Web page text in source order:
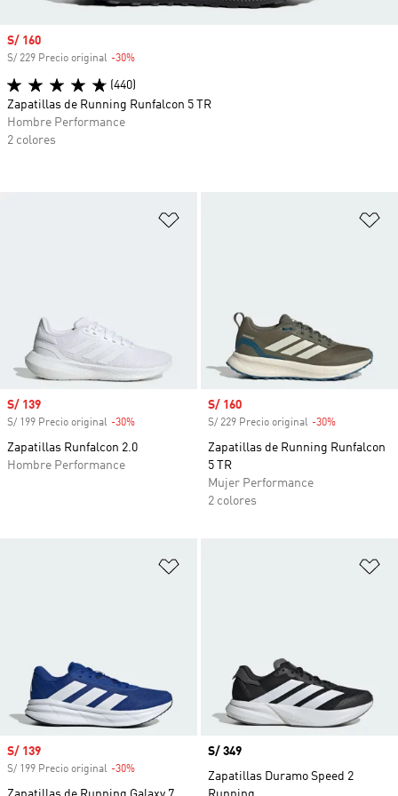
Precio de venta
S/ 139
S/ 199 Precio original -30%
Zapatillas Runfalcon 2.0
Hombre Performance
Precio de venta
S/ 160
S/ 229 Precio original -30%
Zapatillas de Running Runfalcon
5 TR
Mujer Performance
2 colores
Precio de venta
S/ 139
S/ 199 Precio original -30%
Precio
S/ 349
Zapatillas Duramo Speed 2
Precio de venta
S/ 160
S/ 229 Precio original -30%
(440)
Zapatillas de Running Runfalcon 5 TR
Hombre Performance
2 colores